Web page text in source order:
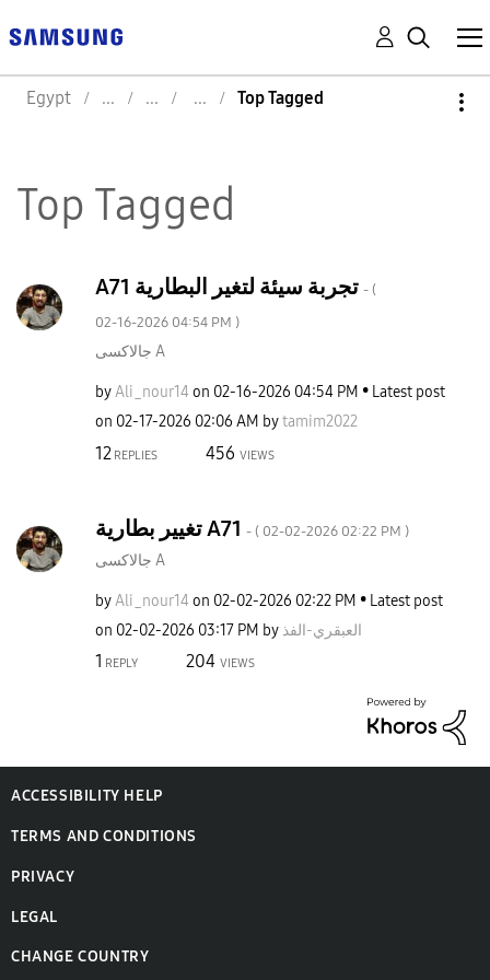
Egypt Top Tagged
Top Tagged
A71 تجربة سيئة لتغير البطارية - (
‎02-16-2026 04:54 PM )
جالاكسى A
byAli_nour14 on ‎02-16-2026 04:54 PM
Latest post
on ‎02-17-2026 02:06 AM bytamim2022
12 REPLIES 456 VIEWS
تغيير بطارية A71 - ( ‎02-02-2026 02:22 PM )
جالاكسى A
byAli_nour14 on ‎02-02-2026 02:22 PM
Latest post
on ‎02-02-2026 03:17 PM by العبقري-الفذ
1 REPLY 204 VIEWS
ACCESSIBILITY HELP
TERMS AND CONDITIONS
PRIVACY
LEGAL
CHANGE COUNTRY